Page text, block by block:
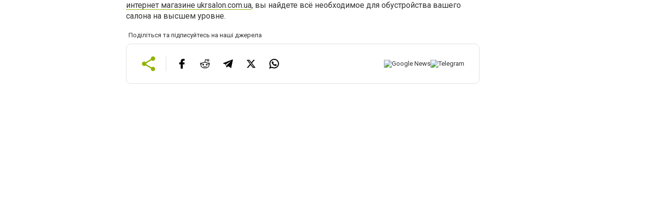
интернет магазине ukrsalon.com.ua, вы найдете всё необходимое для обустройства вашего
салона на высшем уровне.
Поділіться та підписуйтесь на наші джерела